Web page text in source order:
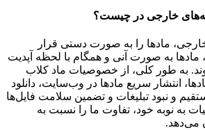
خارجی در چیست؟
مادها را به صورت دستی قرار
به صورت آنی و همگام با لحظه آپدیت
به طور کلی، از خصوصیات ماد کلاب
انتشار سریع مادها در وب‌سایت، دانلود
و نبود تبلیغات و تضمین سلامت فایل‌ها
به نوبه خود، تفاوت ما را نسبت به
می‌دهد.